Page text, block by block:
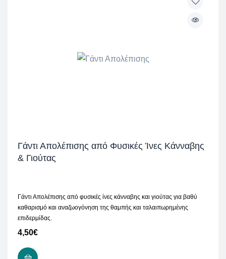
Γάντι Απολέπισης από Φυσικές Ίνες Κάνναβης
& Γιούτας
Γάντι Απολέπισης από φυσικές ίνες κάνναβης και γιούτας για βαθύ
καθαρισμό και αναζωογόνηση της θαμπής και ταλαιπωρημένης
επιδερμίδας.
4,50€